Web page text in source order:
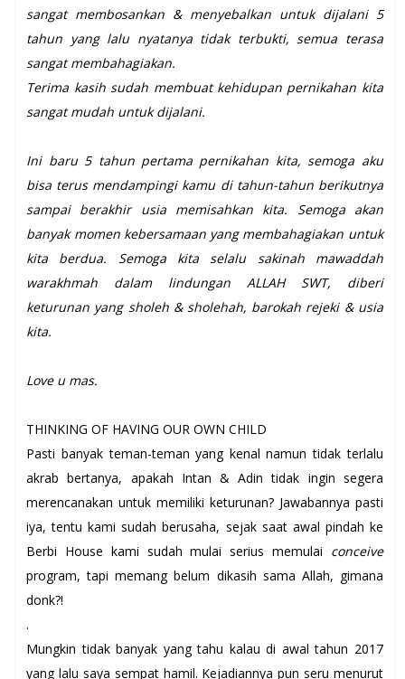
sangat membosankan & menyebalkan untuk dijalani 5
tahun yang lalu nyatanya tidak terbukti, semua terasa
sangat membahagiakan.
Terima kasih sudah membuat kehidupan pernikahan kita
sangat mudah untuk dijalani.
Ini baru 5 tahun pertama pernikahan kita, semoga aku
bisa terus mendampingi kamu di tahun-tahun berikutnya
sampai berakhir usia memisahkan kita. Semoga akan
banyak momen kebersamaan yang membahagiakan untuk
kita berdua. Semoga kita selalu sakinah mawaddah
warakhmah dalam lindungan ALLAH SWT, diberi
keturunan yang sholeh & sholehah, barokah rejeki & usia
kita.
Love u mas.
THINKING OF HAVING OUR OWN CHILD
Pasti banyak teman-teman yang kenal namun tidak terlalu
akrab bertanya, apakah Intan & Adin tidak ingin segera
merencanakan untuk memiliki keturunan? Jawabannya pasti
iya, tentu kami sudah berusaha, sejak saat awal pindah ke
Berbi House kami sudah mulai serius memulai conceive
program, tapi memang belum dikasih sama Allah, gimana
donk?!
.
Mungkin tidak banyak yang tahu kalau di awal tahun 2017
yang lalu saya sempat hamil. Kejadiannya pun seru menurut